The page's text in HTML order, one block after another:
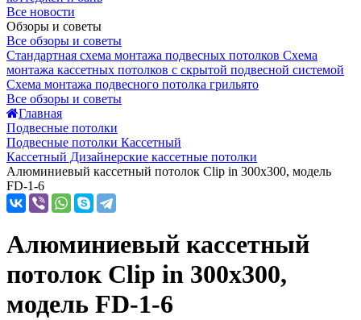
Все новости
Обзоры и советы
Все обзоры и советы
Стандартная схема монтажа подвесных потолков Схема
монтажа кассетных потолков с скрытой подвесной системой
Схема монтажа подвесного потолка грильято
Все обзоры и советы
Главная
Подвесные потолки
Подвесные потолки Кассетный
Кассетный Дизайнерские кассетные потолки
Алюминиевый кассетный потолок Clip in 300х300, модель
FD-1-6
Алюминиевый кассетный
потолок Clip in 300х300,
модель FD-1-6